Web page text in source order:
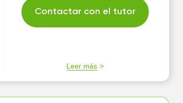
Contactar con el tutor
Leer más